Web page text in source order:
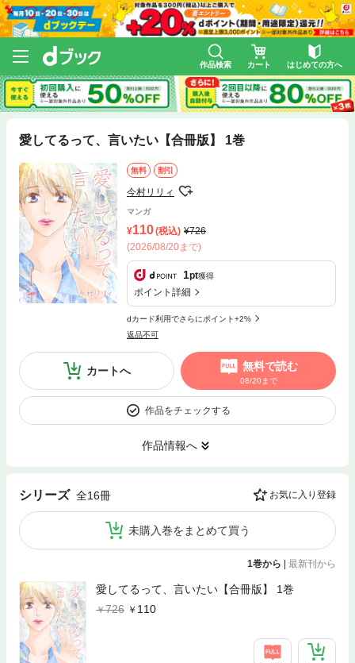
作品検索 カート はじめての方へ
愛してるって、言いたい【合冊版】 1巻
無料 割引
今村リリィ
マンガ
110(税込)
726
(2026/08/20まで)
1pt獲得
ポイント詳細
dカード利用でさらにポイント+2%
返品不可
カートへ 無料で読む
08/20まで
作品をチェックする
作品情報へ
シリーズ 全16冊 お気に入り登録
未購入巻をまとめて買う
1巻から 最新刊から
愛してるって、言いたい【合冊版】 1巻
726
110